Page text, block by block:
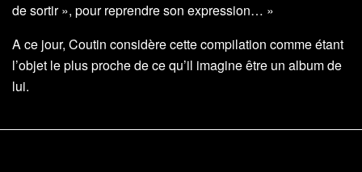
de sortir », pour reprendre son expression… »
A ce jour, Coutin considère cette compilation comme étant
l’objet le plus proche de ce qu’il imagine être un album de
lui.